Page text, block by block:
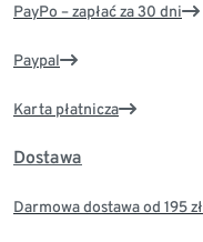
PayPo – zapłać za 30 dni
Paypal
Karta płatnicza
Dostawa
Darmowa dostawa od 195 zł